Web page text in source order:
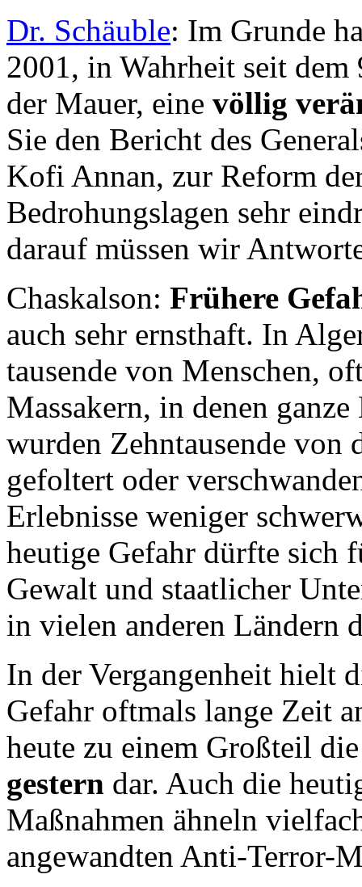
Dr. Schäuble: Im Grunde
2001, in Wahrheit seit
der Mauer, eine völlig
Sie den Bericht des
Kofi Annan, zur Reform
Bedrohungslagen sehr
darauf müssen wir
Chaskalson: Frühere
auch sehr ernsthaft. In
tausende von Menschen,
Massakern, in denen
wurden Zehntausende von
gefoltert oder
Erlebnisse weniger
heutige Gefahr dürfte sich
Gewalt und staatlicher
in vielen anderen Ländern
In der Vergangenheit hielt
Gefahr oftmals lange Zeit
heute zu einem Großteil
gestern dar. Auch die
Maßnahmen ähneln
angewandten Anti-Terror-